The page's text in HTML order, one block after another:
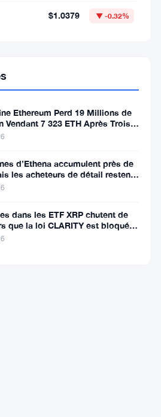
$1.0379 ▼ -0.32%
Ethereum Perd 19 Millions de
Vendant 7 323 ETH Après Trois
d’Ethena accumulent près de
les acheteurs de détail restent
dans les ETF XRP chutent de
que la loi CLARITY est bloquée
du Sénat